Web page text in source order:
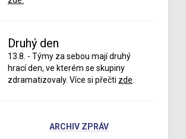
Druhý den
13.8. - Týmy za sebou mají druhý
hrací den, ve kterém se skupiny
zdramatizovaly. Více si přečti zde
ARCHIV ZPRÁV